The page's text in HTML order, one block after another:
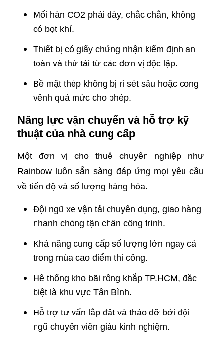
Mối hàn CO2 phải dày, chắc chắn, không
có bọt khí.
Thiết bị có giấy chứng nhận kiểm định an
toàn và thử tải từ các đơn vị độc lập.
Bề mặt thép không bị rỉ sét sâu hoặc cong
vênh quá mức cho phép.
Năng lực vận chuyển và hỗ trợ kỹ
thuật của nhà cung cấp
Một đơn vị cho thuê chuyên nghiệp như
Rainbow luôn sẵn sàng đáp ứng mọi yêu cầu
về tiến độ và số lượng hàng hóa.
Đội ngũ xe vận tải chuyên dụng, giao hàng
nhanh chóng tận chân công trình.
Khả năng cung cấp số lượng lớn ngay cả
trong mùa cao điểm thi công.
Hệ thống kho bãi rộng khắp TP.HCM, đặc
biệt là khu vực Tân Bình.
Hỗ trợ tư vấn lắp đặt và tháo dỡ bởi đội
ngũ chuyên viên giàu kinh nghiệm.